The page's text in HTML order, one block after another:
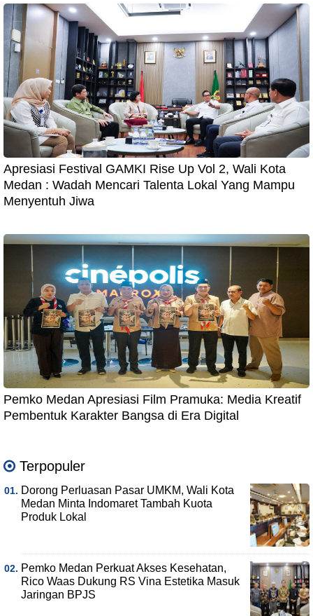
Apresiasi Festival GAMKI Rise Up Vol 2, Wali Kota
Medan : Wadah Mencari Talenta Lokal Yang Mampu
Menyentuh Jiwa
Pemko Medan Apresiasi Film Pramuka: Media Kreatif
Pembentuk Karakter Bangsa di Era Digital
Terpopuler
Dorong Perluasan Pasar UMKM, Wali Kota
Medan Minta Indomaret Tambah Kuota
Produk Lokal
Pemko Medan Perkuat Akses Kesehatan,
Rico Waas Dukung RS Vina Estetika Masuk
Jaringan BPJS